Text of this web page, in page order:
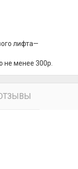
лифта—
не менее 300р.